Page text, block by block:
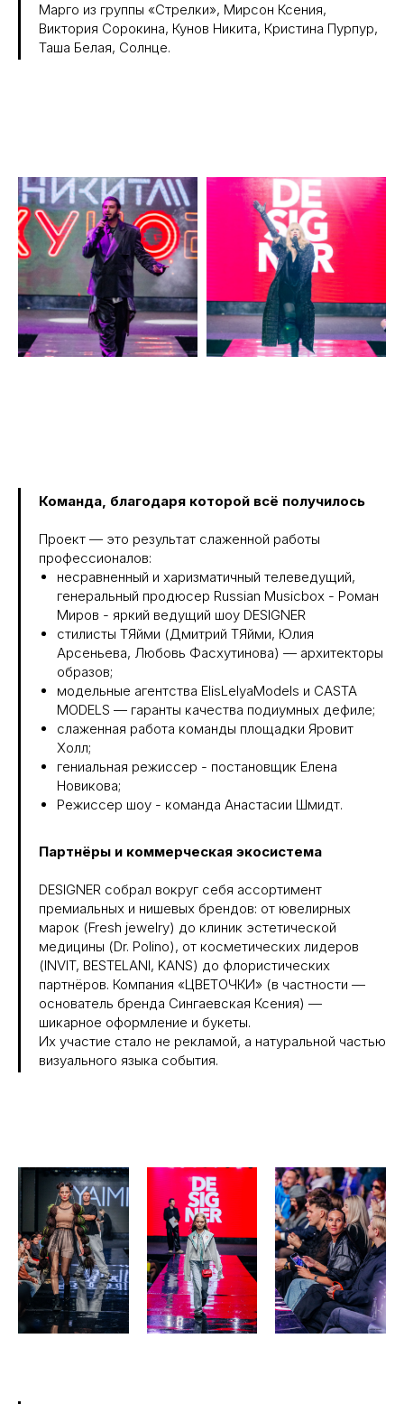
Марго из группы «Стрелки», Мирсон Ксения,
Виктория Сорокина, Кунов Никита, Кристина Пурпур,
Таша Белая, Солнце.
Команда, благодаря которой всё получилось
Проект — это результат слаженной работы
профессионалов:
несравненный и харизматичный телеведущий,
генеральный продюсер Russian Musicbox - Роман
Миров - яркий ведущий шоу DESIGNER
стилисты ТЯйми (Дмитрий ТЯйми, Юлия
Арсеньева, Любовь Фасхутинова) — архитекторы
образов;
модельные агентства ElisLelyaModels и CASTA
MODELS — гаранты качества подиумных дефиле;
слаженная работа команды площадки Яровит
Холл;
гениальная режиссер - постановщик Елена
Новикова;
Режиссер шоу - команда Анастасии Шмидт.
Партнёры и коммерческая экосистема
DESIGNER собрал вокруг себя ассортимент
премиальных и нишевых брендов: от ювелирных
марок (Fresh jewelry) до клиник эстетической
медицины (Dr. Polino), от косметических лидеров
(INVIT, BESTELANI, KANS) до флористических
партнёров. Компания «ЦВЕТОЧКИ» (в частности —
основатель бренда Сингаевская Ксения) —
шикарное оформление и букеты.
Их участие стало не рекламой, а натуральной частью
визуального языка события.